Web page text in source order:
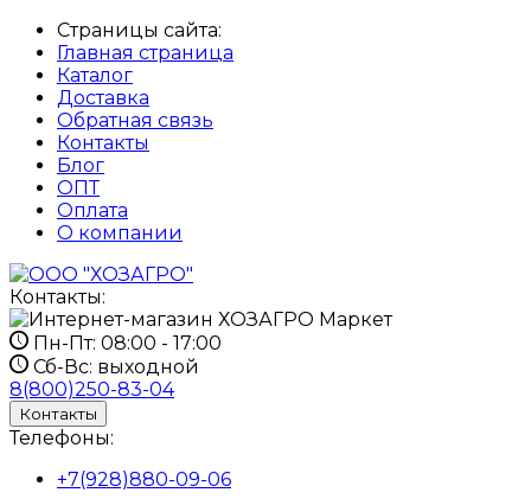
Страницы сайта:
Главная страница
Каталог
Доставка
Обратная связь
Контакты
Блог
ОПТ
Оплата
О компании
Контакты:
Пн-Пт: 08:00 - 17:00
Сб-Вс: выходной
8(800)250-83-04
Контакты
Телефоны:
+7(928)880-09-06